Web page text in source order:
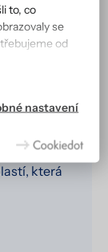
mění
prakticky
růstem
nezdá
která
to, co
se
od
se vám tak,
fungovalo.
nastavení